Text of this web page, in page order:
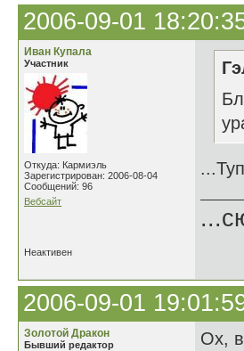
2006-09-01
Иван Купала
Участник
Откуда: Кармиэль
Зарегистрирован: 2006-08-04
Сообщений: 96
Вебсайт
Неактивен
2006-09-01
Золотой Дракон
Бывший редактор Ох,